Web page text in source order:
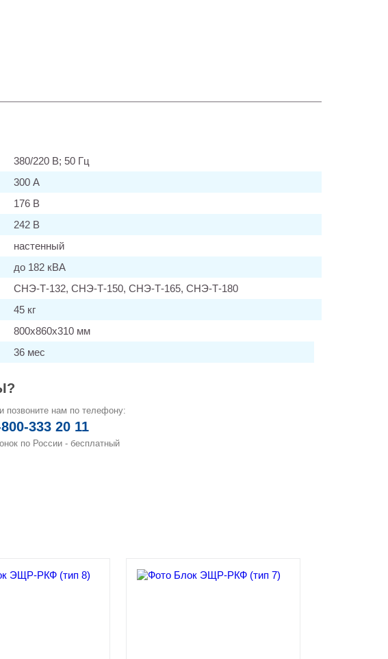
380/220 В; 50 Гц
300 А
176 В
242 В
настенный
до 182 кВА
СНЭ-Т-132, СНЭ-Т-150, СНЭ-Т-165, СНЭ-Т-180
45 кг
800х860х310 мм
36 мес
позвоните нам по телефону:
333 20 11
по России - бесплатный